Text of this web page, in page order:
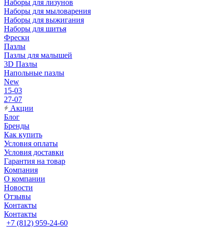
Наборы для лизунов
Наборы для мыловарения
Наборы для выжигания
Наборы для шитья
Фрески
Пазлы
Пазлы для малышей
3D Пазлы
Напольные пазлы
New
15-03
27-07
Акции
Блог
Бренды
Как купить
Условия оплаты
Условия доставки
Гарантия на товар
Компания
О компании
Новости
Отзывы
Контакты
Контакты
+7 (812) 959-24-60